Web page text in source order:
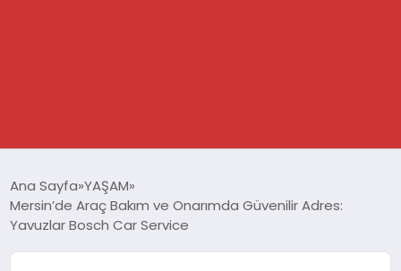
SPOR
Ana Sayfa YAŞAM
Mersin’de Araç Bakım ve Onarımda Güvenilir Adres:
Yavuzlar Bosch Car Service